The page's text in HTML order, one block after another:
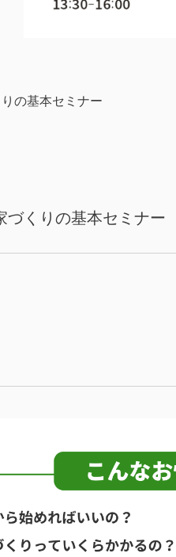
の基本セミナー
づくりの基本セミナー